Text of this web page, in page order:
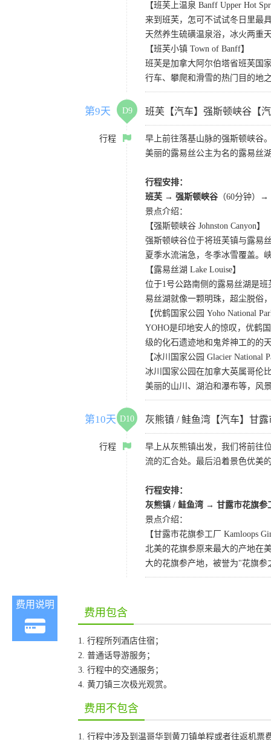
【班芙上温泉 Banff Upper Hot
来到班芙，怎可不试试冬日里最
天然养生硫磺温泉浴，冰火两重
【班芙小镇 Town of Banff】
班芙是加拿大阿尔伯塔省班芙国
行车、攀爬和滑雪的热门目的地
第9天 D9 班芙【汽车】强斯顿峡谷【
行程
早上前往落基山脉的强斯顿峡谷
美丽的露易丝公主为名的露易丝
行程安排：
班芙 → 强斯顿峡谷 （60分钟）→
景点介绍：
【强斯顿峡谷 Johnston Canyon】
强斯顿峡谷位于将班芙镇与露易
夏季水流湍急，冬季冰雪覆盖。
【露易丝湖 Lake Louise】
位于1号公路南侧的露易丝湖是
易丝湖就像一颗明珠，超尘脱俗
【优鹤国家公园 Yoho National
YOHO是印地安人的惊叹，优鹤
级的化石遗迹地和鬼斧神工的的
【冰川国家公园 Glacier National
冰川国家公园在加拿大英属哥伦
美丽的山川、湖泊和瀑布等，风
第10天 D10 灰熊镇 / 鲑鱼湾【汽车】甘
行程
早上从灰熊镇出发，我们将前往
流的汇合处。最后沿着景色优美
行程安排：
灰熊镇 / 鲑鱼湾 → 甘露市花旗参
景点介绍：
【甘露市花旗参工厂 Kamloops
北美的花旗参原来最大的产地在
大的花旗参产地，被誉为"花旗
费用说明
费用包含
1. 行程所列酒店住宿；
2. 普通话导游服务；
3. 行程中的交通服务；
4. 黄刀镇三次极光观赏。
费用不包含
1. 行程中涉及到温哥华到黄刀镇单程或者往返机票